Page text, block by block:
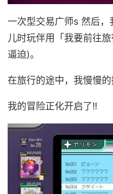
一次型交易广师s 然后
儿时玩伴用「我要前往
逼迫)。
在旅行的途中，我慢慢
我的冒险正化开启了!!